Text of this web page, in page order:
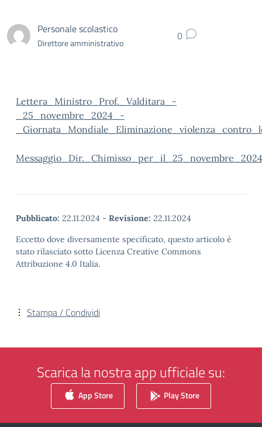
Personale scolastico
Direttore amministrativo 0
Lettera_Ministro_Prof._Valditara_-
_25_novembre_2024_-
Messaggio_Dir._Chimisso_per_il_25_novembre_2024
Pubblicato: 22.11.2024 - Revisione: 22.11.2024
Eccetto dove diversamente specificato, questo articolo è
stato rilasciato sotto Licenza Creative Commons
Attribuzione 4.0 Italia.
Stampa / Condividi
Scarica la nostra app ufficiale su:
App Store Play Store